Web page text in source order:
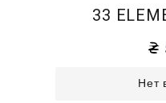
33
Нет